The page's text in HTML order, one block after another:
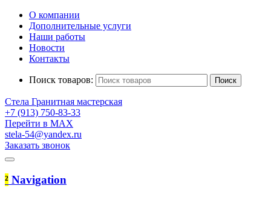
О компании
Дополнительные услуги
Наши работы
Новости
Контакты
Поиск товаров:
Стела Гранитная мастерская
+7 (913) 750-83-33
Перейти в MAX
stela-54@yandex.ru
Заказать звонок
² Navigation